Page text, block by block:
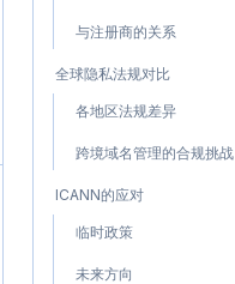
与注册商的关系
全球隐私法规对比
各地区法规差异
跨境域名管理的合规挑战
ICANN的应对
临时政策
未来方向